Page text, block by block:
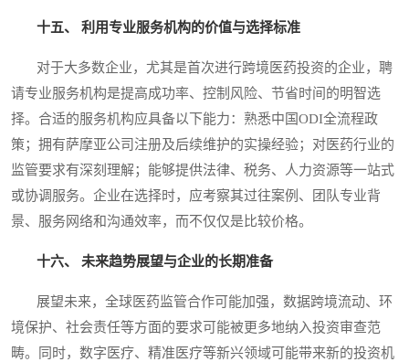
十五、 利用专业服务机构的价值与选择标准
对于大多数企业，尤其是首次进行跨境医药投资的企业，聘
请专业服务机构是提高成功率、控制风险、节省时间的明智选
择。合适的服务机构应具备以下能力：熟悉中国ODI全流程政
策；拥有萨摩亚公司注册及后续维护的实操经验；对医药行业的
监管要求有深刻理解；能够提供法律、税务、人力资源等一站式
或协调服务。企业在选择时，应考察其过往案例、团队专业背
景、服务网络和沟通效率，而不仅仅是比较价格。
十六、 未来趋势展望与企业的长期准备
展望未来，全球医药监管合作可能加强，数据跨境流动、环
境保护、社会责任等方面的要求可能被更多地纳入投资审查范
畴。同时，数字医疗、精准医疗等新兴领域可能带来新的投资机